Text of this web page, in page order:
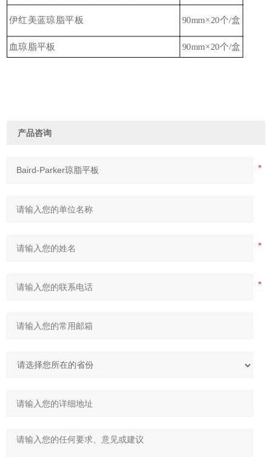
伊红美蓝琼脂平板 90mm×20个/盒
血琼脂平板 90mm×20个/盒
产品咨询